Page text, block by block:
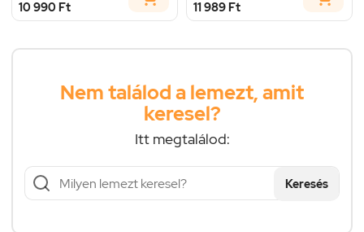
10 990 Ft 11 989 Ft
Nem találod a lemezt, amit
keresel?
Itt megtalálod:
Keresés